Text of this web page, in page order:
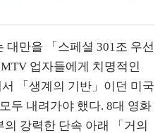
대만을 「스페셜 301조 우선
업자들에게 치명적인
「생계의 기반」이던 미국
두 내려가야 했다. 8대 영화
강력한 단속 아래 「거의